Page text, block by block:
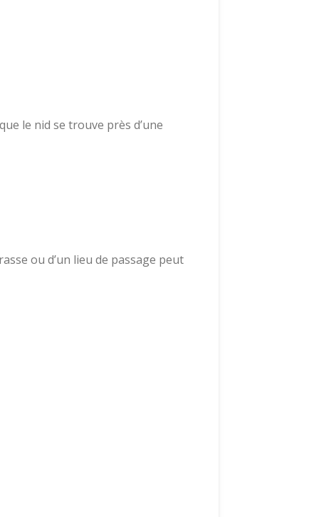
le nid se trouve près d’une
ou d’un lieu de passage peut